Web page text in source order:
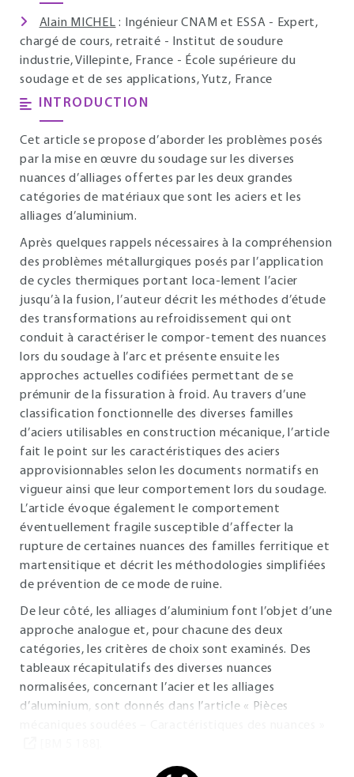
Alain MICHEL : Ingénieur CNAM et ESSA - Expert,
chargé de cours, retraité - Institut de soudure
industrie, Villepinte, France - École supérieure du
soudage et de ses applications, Yutz, France
INTRODUCTION
Cet article se propose d’aborder les problèmes posés
par la mise en œuvre du soudage sur les diverses
nuances d’alliages offertes par les deux grandes
catégories de matériaux que sont les aciers et les
alliages d’aluminium.
Après quelques rappels nécessaires à la compréhension
des problèmes métallurgiques posés par l’application
de cycles thermiques portant loca-lement l’acier
jusqu’à la fusion, l’auteur décrit les méthodes d’étude
des transformations au refroidissement qui ont
conduit à caractériser le compor-tement des nuances
lors du soudage à l’arc et présente ensuite les
approches actuelles codifiées permettant de se
prémunir de la fissuration à froid. Au travers d’une
classification fonctionnelle des diverses familles
d’aciers utilisables en construction mécanique, l’article
fait le point sur les caractéristiques des aciers
approvisionnables selon les documents normatifs en
vigueur ainsi que leur comportement lors du soudage.
L’article évoque également le comportement
éventuellement fragile susceptible d’affecter la
rupture de certaines nuances des familles ferritique et
martensitique et décrit les méthodologies simplifiées
de prévention de ce mode de ruine.
De leur côté, les alliages d’aluminium font l’objet d’une
approche analogue et, pour chacune des deux
catégories, les critères de choix sont examinés. Des
tableaux récapitulatifs des diverses nuances
normalisées, concernant l’acier et les alliages
d’aluminium, sont donnés dans l’article « Pièces